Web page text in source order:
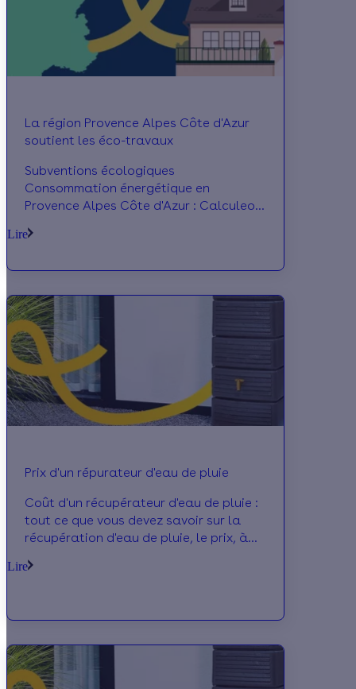
La région Provence Alpes Côte d'Azur
soutient les éco-travaux
Subventions écologiques
Consommation énergétique en
Provence Alpes Côte d'Azur : Calculeo
maximum d'aides vertes pour
Lire
Prix d'un répurateur d'eau de pluie
Coût d'un récupérateur d'eau de pluie :
tout ce que vous devez savoir sur la
récupération d'eau de pluie, le prix, à
Lire